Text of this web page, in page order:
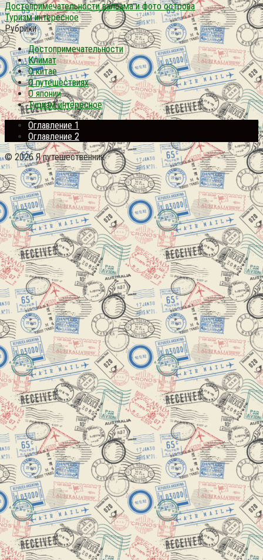
Достопримечательности валаама и фото острова
Туризм интересное
Рубрики
Достопримечательности
Климат
О китае
О путешествиях
О японии
Туризм интересное
Оглавление 1
Оглавление 2
© 2026 Я путешественник